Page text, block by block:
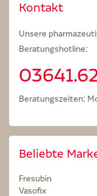
Kontakt
Unsere
Beratungshotline:
Beratungszeiten:
Beliebte
Fresubin
Vasofix